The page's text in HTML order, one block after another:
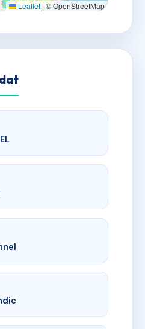
Leaflet | © OpenStreetMap